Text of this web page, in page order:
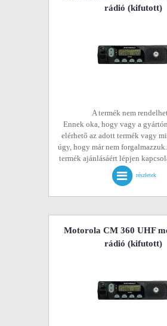
rádió (kifutott)
A termék nem
Ennek oka, hogy vagy a
elérhető az adott termék vagy
úgy, hogy már nem
termék ajánlásáért lépjen
részletek
Motorola CM 360 UHF
rádió (kifutott)